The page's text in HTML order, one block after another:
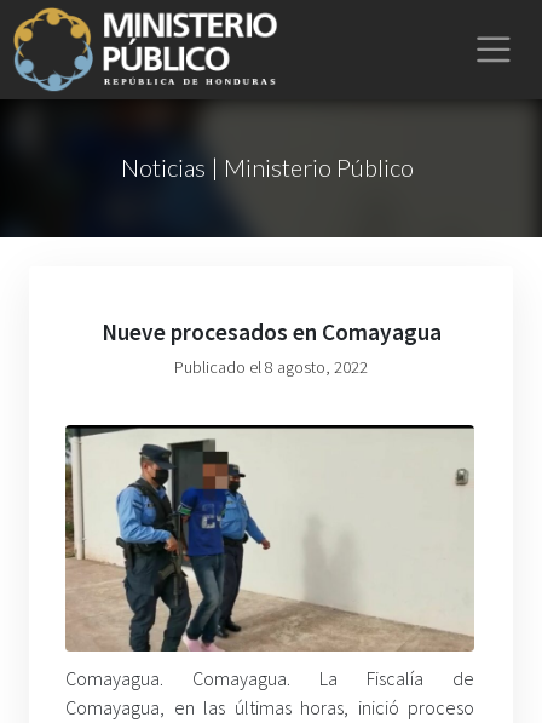
Noticias | Ministerio Público
Nueve procesados en Comayagua
Publicado el 8 agosto, 2022
Comayagua. Comayagua. La Fiscalía de
Comayagua, en las últimas horas, inició proceso